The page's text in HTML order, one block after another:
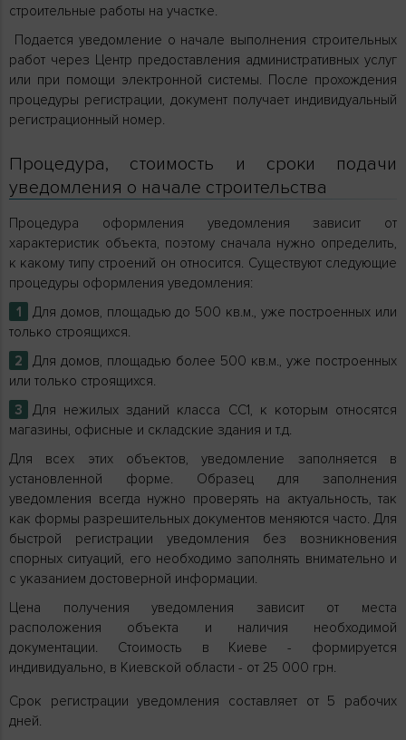
строительные работы на участке.
Подается уведомление о начале выполнения строительных
работ через Центр предоставления административных услуг
или при помощи электронной системы. После прохождения
процедуры регистрации, документ получает индивидуальный
регистрационный номер.
Процедура, стоимость и сроки подачи
уведомления о начале строительства
Процедура оформления уведомления зависит от
характеристик объекта, поэтому сначала нужно определить,
к какому типу строений он относится. Существуют следующие
процедуры оформления уведомления:
Для домов, площадью до 500 кв.м., уже построенных или
только строящихся.
Для домов, площадью более 500 кв.м., уже построенных
или только строящихся.
Для нежилых зданий класса СС1, к которым относятся
магазины, офисные и складские здания и т.д.
Для всех этих объектов, уведомление заполняется в
установленной форме. Образец для заполнения
уведомления всегда нужно проверять на актуальность, так
как формы разрешительных документов меняются часто. Для
быстрой регистрации уведомления без возникновения
спорных ситуаций, его необходимо заполнять внимательно и
с указанием достоверной информации.
Цена получения уведомления зависит от места
расположения объекта и наличия необходимой
документации. Стоимость в Киеве - формируется
индивидуально, в Киевской области - от 25 000 грн.
Срок регистрации уведомления составляет от 5 рабочих
дней.